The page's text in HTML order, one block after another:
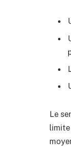
Le
limite